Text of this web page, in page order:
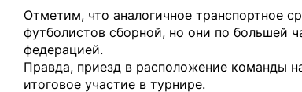
Отметим, что аналогичное транспортное
футболистов сборной, но они по большей
федерацией.
Правда, приезд в расположение команды
итоговое участие в турнире.